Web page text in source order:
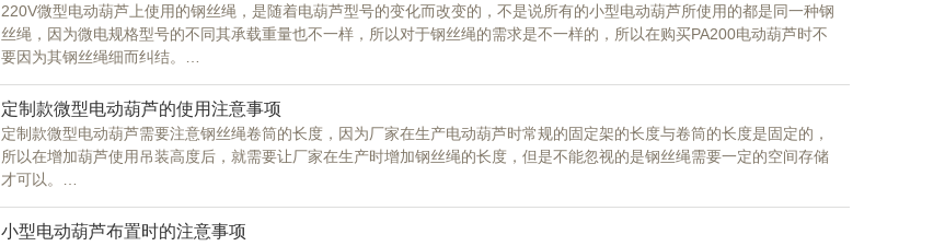
220V微型电动葫芦上使用的钢丝绳，是随着电葫芦型号的变化而改变的，不是说所有的小型电动葫芦所使用的都是同一种钢
丝绳，因为微电规格型号的不同其承载重量也不一样，所以对于钢丝绳的需求是不一样的，所以在购买PA200电动葫芦时不
要因为其钢丝绳细而纠结。
卷筒也会发生变化，钢丝绳粗度越粗需要的卷筒越大，微型电动葫芦在使用时所占
定制款微型电动葫芦的使用注意事项
定制款微型电动葫芦需要注意钢丝绳卷筒的长度，因为厂家在生产电动葫芦时常规的固定架的长度与卷筒的长度是固定的，
所以在增加葫芦使用吊装高度后，就需要让厂家在生产时增加钢丝绳的长度，但是不能忽视的是钢丝绳需要一定的空间存储
才可以。
所以在定制电动葫芦前，要了解清楚成品吊具的外观尺寸，以及安装时孔眼的位置及距离，避免出
小型电动葫芦布置时的注意事项